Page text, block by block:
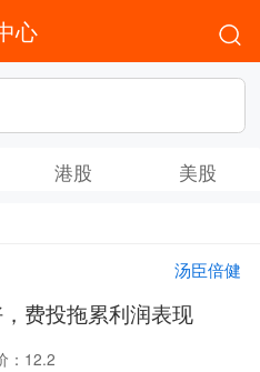
心
港股 美股
汤臣倍健
费投拖累利润表现
：12.2